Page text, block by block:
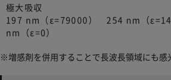
極大吸収
197 nm（ε=79000） 254 nm（
nm（ε=0）
※増感剤を併用することで長波長領域にも感